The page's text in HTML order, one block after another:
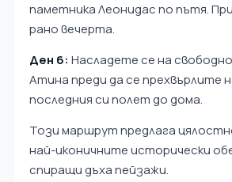
паметника Леонидас по пътя.
рано вечерта.
Ден 6: Насладете се на
Атина преди да се прехвърлите
последния си полет до дома.
Този маршрут предлага
най-иконичните исторически
спиращи дъха пейзажи.